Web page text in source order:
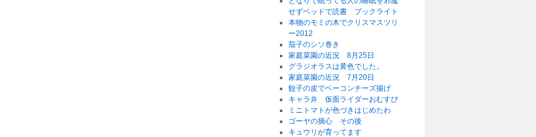
せずベッドで読書 ブックライト
本物のモミの木でクリスマスツリ
ー2012
茄子のシソ巻き
家庭菜園の近況 8月25日
グラジオラスは黄色でした。
家庭菜園の近況 7月20日
餃子の皮でベーコンチーズ揚げ
キャラ弁 仮面ライダーおむすび
ミニトマトが色づきはじめたわ
ゴーヤの摘心 その後
キュウリが育ってます